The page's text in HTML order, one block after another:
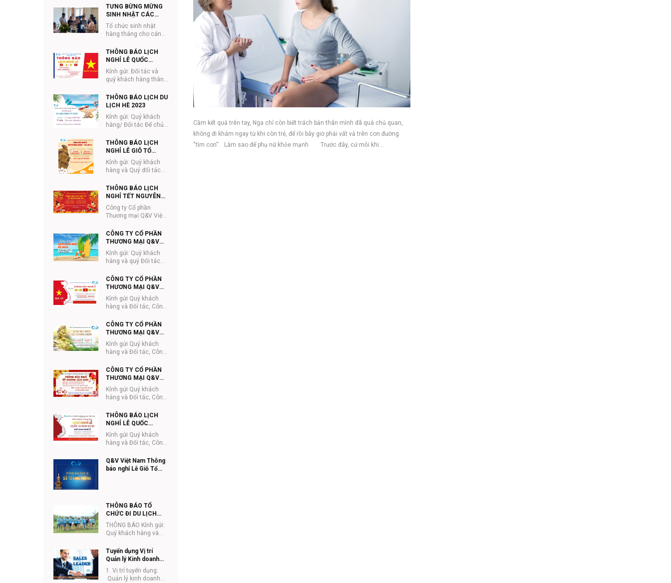
Cầm kết quả trên tay, Nga chỉ còn biết trách bản thân mình đã quá chủ quan,
không đi khám ngay từ khi còn trẻ, để rồi bây giờ phải vất vả trên con đường
“tìm con”. Làm sao để phụ nữ khỏe mạnh Trước đây, cứ mỗi khi...
Nhằm hưởng ứng
tháng #NHÃN_KHOA
TƯNG BỪNG MỪNG
SINH NHẬT CÁC
THÀNH VIÊN Q&V
THÁNG 8
Tổ chức sinh nhật
hàng tháng cho cán
viên Q&V đã trở thành
một nét đẹp...
THÔNG BÁO LỊCH
NGHỈ LỄ QUỐC
KHÁNH 2/9
Kính gửi: Đối tác và
quý khách hàng thân
cho việc giao hàng,
đặt hàng được tiệ...
THÔNG BÁO LỊCH DU
LỊCH HÈ 2023
Kính gửi: Quý khách
hàng/ Đối tác Để chủ
đặt hàng giao hàng
Công ty Cổ phần ...
THÔNG BÁO LỊCH
NGHỈ LỄ GIỖ TỔ
HÙNG VƯƠNG VÀ
30/4-1/5 NĂM 2023
Kính gửi: Quý khách
hàng và Quý đối tác
Thương mại Q&V Việt
Nam thông báo lịc...
THÔNG BÁO LỊCH
NGHỈ TẾT NGUYÊN
ĐÁN 2023
Công ty Cổ phần
Thương mại Q&V Việt
khách hàng và quý đối
tác
CÔNG TY CỔ PHẦN
THƯƠNG MẠI Q&V
VIỆT NAM THÔNG
BÁO LỊCH NGHỈ HÈ
2022
Kính gửi: Quý khách
hàng và quý Đối tác
mại Q&V Việt Nam gửi
lịch thông báo...
CÔNG TY CỔ PHẦN
THƯƠNG MẠI Q&V
VIỆT NAM THÔNG
BÁO LỊCH NGHỈ LỄ
30/4-1/5
Kính gửi Quý khách
hàng và Đối tác, Công
mại Q&V Việt Nam
trân trọng thông ...
CÔNG TY CỔ PHẦN
THƯƠNG MẠI Q&V
VIỆT NAM THÔNG
BÁO LỊCH NGHỈ LỄ
GIỖ TỔ HÙNG VƯƠNG
10/3
Kính gửi Quý khách
hàng và Đối tác, Công
mại Q&V Việt Nam
trân trọng thông...
CÔNG TY CỔ PHẦN
THƯƠNG MẠI Q&V
VIỆT NAM THÔNG
BÁO LỊCH NGHỈ TẾT
DƯƠNG LỊCH
Kính gửi Quý khách
hàng và Đối tác, Công
mại Q&V Việt Nam
trân trọng thông ...
THÔNG BÁO LỊCH
NGHỈ LỄ QUỐC
KHÁNH 2/9/2021
Kính gửi Quý khách
hàng và Đối tác, Công
mại Q&V Việt Nam
trân trọng thông ...
Q&V Việt Nam Thông
báo nghỉ Lễ Giỗ Tổ
lao động (01/5) năm
2021
THÔNG BÁO TỔ
CHỨC ĐI DU LỊCH
CHO CBNV 2021
THÔNG BÁO Kính gửi:
Quý khách hàng và
Q&V Việt Nam. Công ty
CPTM Q&V...
Tuyển dụng Vị trí
Quản lý Kinh doanh
ETC tại Hà Nội
1. Vị trí tuyển dụng:
Quản lý kinh doanh